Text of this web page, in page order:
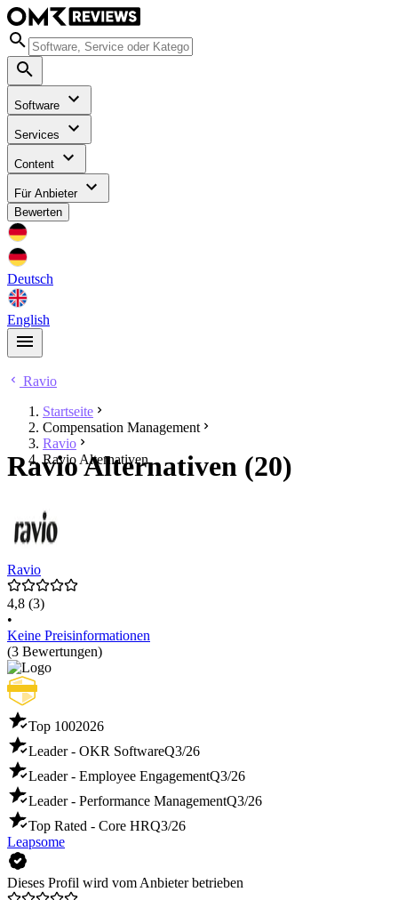
Software
Services
Content
Für Anbieter
Bewerten
Deutsch
English
Ravio
Startseite
Compensation Management
Ravio
Ravio Alternativen
Ravio Alternativen (20)
Ravio
4,8 (3)
•
Keine Preisinformationen
(3 Bewertungen)
Top 1002026
Leader - OKR SoftwareQ3/26
Leader - Employee EngagementQ3/26
Leader - Performance ManagementQ3/26
Top Rated - Core HRQ3/26
Leapsome
Dieses Profil wird vom Anbieter betrieben